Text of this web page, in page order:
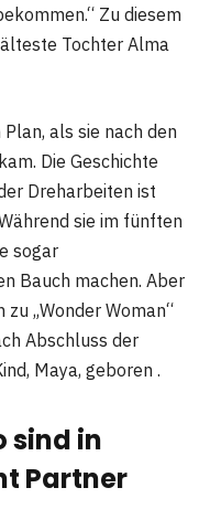
Zu diesem
Tochter Alma
als sie nach den
Die Geschichte
Dreharbeiten ist
sie im fünften
sogar
Bauch machen. Aber
„Wonder Woman“
Abschluss der
Maya, geboren .
sind in
Partner